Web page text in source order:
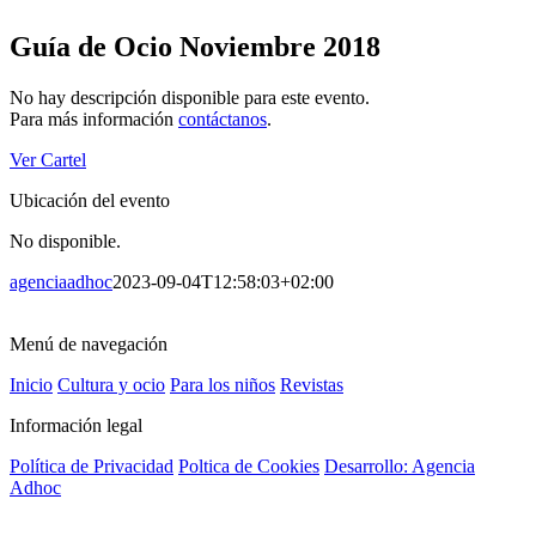
Guía de Ocio Noviembre 2018
No hay descripción disponible para este evento.
Para más información contáctanos.
Ver Cartel
Ubicación del evento
No disponible.
agenciaadhoc2023-09-04T12:58:03+02:00
Menú de navegación
Inicio Cultura y ocio Para los niños Revistas
Información legal
Política de Privacidad Poltica de Cookies Desarrollo: Agencia
Adhoc